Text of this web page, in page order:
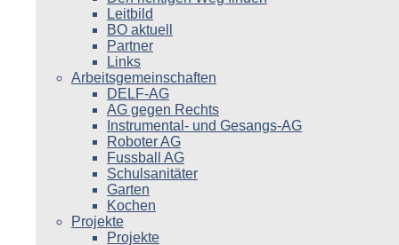
Leitbild
BO aktuell
Partner
Links
Arbeitsgemeinschaften
DELF-AG
AG gegen Rechts
Instrumental- und Gesangs-AG
Roboter AG
Fussball AG
Schulsanitäter
Garten
Kochen
Projekte
Projekte